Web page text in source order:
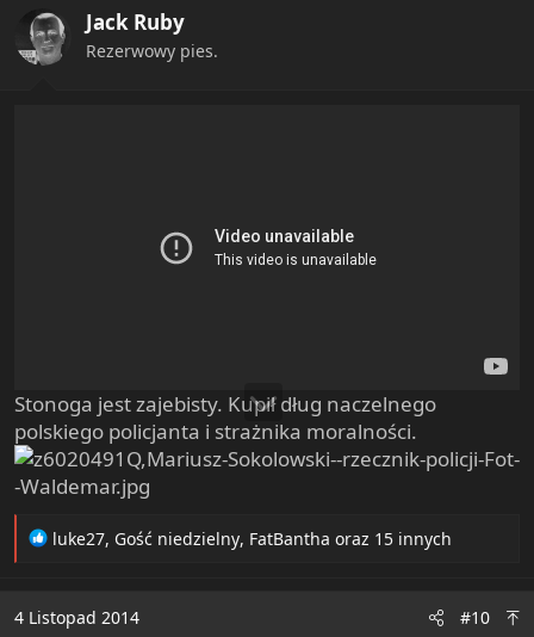
o
n
s
Jack Ruby
Rezerwowy pies.
Stonoga jest zajebisty. Kupił dług naczelnego
polskiego policjanta i strażnika moralności.
R
t
luke27, Gość niedzielny, FatBantha oraz 15 innych
4 Listopad 2014 #10